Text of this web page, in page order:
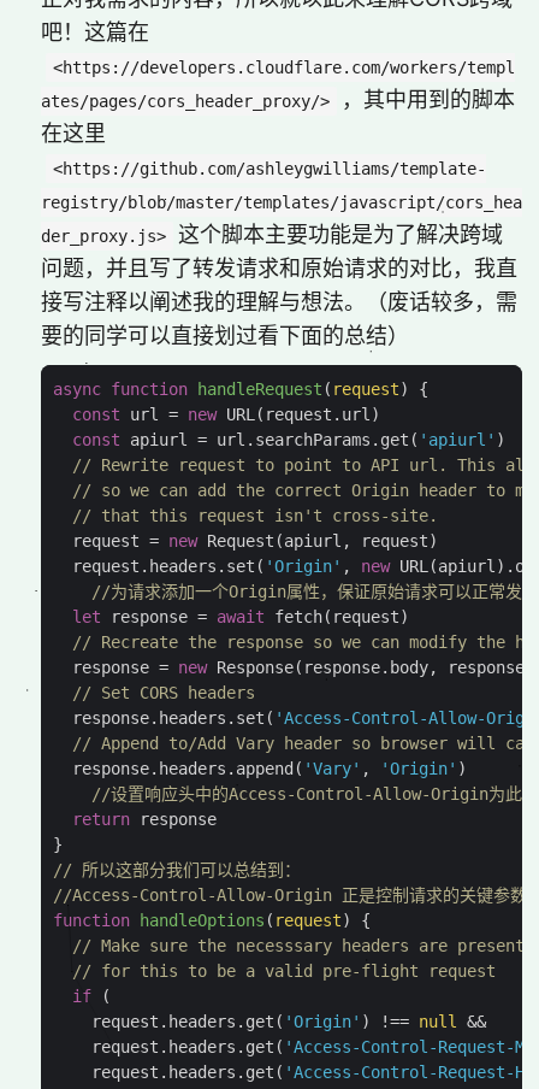
吧！这篇在
<https://developers.cloudflare.com/workers/templ
ates/pages/cors_header_proxy/>
，其中用到的脚本
在这里
<https://github.com/ashleygwilliams/template-
registry/blob/master/templates/javascript/cors_hea
der_proxy.js>
这个脚本主要功能是为了解决跨域
问题，并且写了转发请求和原始请求的对比，我直
接写注释以阐述我的理解与想法。（废话较多，需
要的同学可以直接划过看下面的总结）
async function handleRequest ( request)
{
const
url = new URL ( request . url )
const
apiurl = url . searchParams . get ( 'apiurl' )
// Rewrite request to point to API url. This also
// so we can add the correct Origin header to
// that this request isn't cross-site.
request = new Request (apiurl , request)
request . headers . set ( 'Origin' , new URL (apiurl ).
//为请求添加一个Origin属性，保证原始请求可以正常发
let
response = await fetch( request)
// Recreate the response so we can modify the
response = new Response( response. body, response
// Set CORS headers
response. headers . set ( 'Access-Control-Allow-
// Append to/Add Vary header so browser will
response. headers . append ( 'Vary' , 'Origin' )
//设置响应头中的Access-Control-Allow-Origin为此次
return
response
}
// 所以这部分我们可以总结到：
//Access-Control-Allow-Origin 正是控制请求的关键参数，
function
handleOptions ( request)
{
// Make sure the necesssary headers are present
// for this to be a valid pre-flight request
if
(
request . headers . get ( 'Origin' ) !== null
&&
request . headers . get ( 'Access-Control-Request-
request . headers . get ( 'Access-Control-Request-